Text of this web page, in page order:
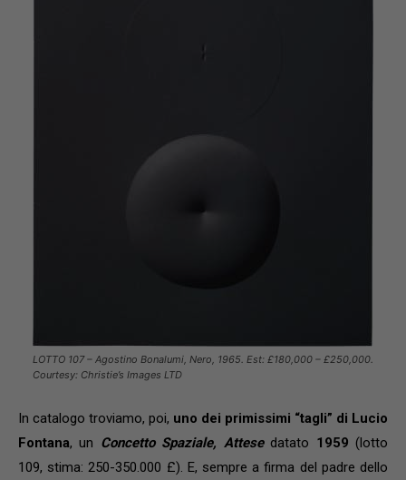
LOTTO 107 – Agostino Bonalumi, Nero, 1965. Est: £180,000 – £250,000.
Courtesy: Christie’s Images LTD
In catalogo troviamo, poi, uno dei primissimi “tagli” di Lucio
Fontana, un Concetto Spaziale, Attesedatato 1959 (lotto
109, stima: 250-350.000 £). E, sempre a firma del padre dello